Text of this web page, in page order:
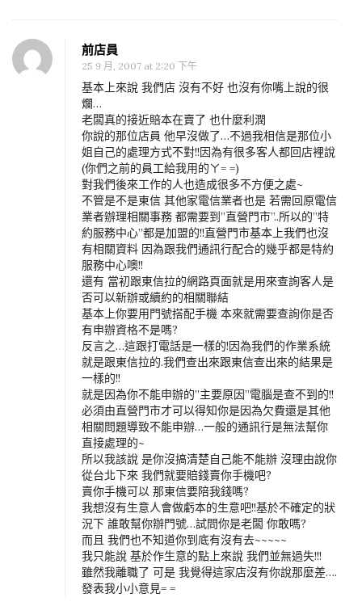
前店員
25 9 月, 2007 at 2:20 下午
基本上來說 我們店 沒有不好 也沒有你嘴上說的很
爛…
老闆真的接近賠本在賣了 也什麼利潤
你說的那位店員 他早沒做了…不過我相信是那位小
姐自己的處理方式不對!!因為有很多客人都回店裡說
(你們之前的員工給我用的ㄚ= =)
對我們後來工作的人也造成很多不方便之處~
不管是不是東信 其他家電信業者也是 若需回原電信
業者辦理相關事務 都需要到”直營門市”..所以的”特
約服務中心”都是加盟的!!直營門市基本上我們也沒
有相關資料 因為跟我們通訊行配合的幾乎都是特約
服務中心噢!!
還有 當初跟東信拉的網路頁面就是用來查詢客人是
否可以新辦或續約的相關聯結
基本上你要用門號搭配手機 本來就需要查詢你是否
有申辦資格不是嗎?
反言之…這跟打電話是一樣的!因為我們的作業系統
就是跟東信拉的.我們查出來跟東信查出來的結果是
一樣的!!
就是因為你不能申辦的”主要原因”電腦是查不到的!!
必須由直營門市才可以得知你是因為欠費還是其他
相關問題導致不能申辦…一般的通訊行是無法幫你
直接處理的~
所以我該說 是你沒搞清楚自己能不能辦 沒理由說你
從台北下來 我們就要賠錢賣你手機吧?
賣你手機可以 那東信要陪我錢嗎?
我想沒有生意人會做虧本的生意吧!!基於不確定的狀
況下 誰敢幫你辦門號…試問你是老闆 你敢嗎?
而且 我們也不知道你到底有沒有去~~~~~
我只能說 基於作生意的點上來說 我們並無過失!!!
雖然我離職了 可是 我覺得這家店沒有你說那麼差….
發表我小小意見= =